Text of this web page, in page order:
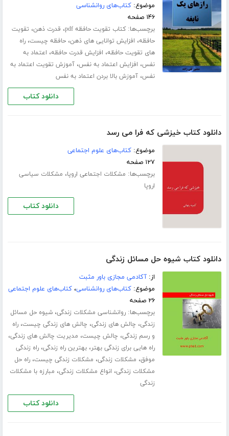
موضوع:کتاب‌های روانشناسی
۱۴۶ صفحه
برچسب‌ها:کتاب تقویت حافظه pdf ، قدرت ذهن، تقویت
حافظه، افزایش توانایی های ذهن،حافظه چیست،راه
های تقویت حافظه، افزایش قدرت حافظه، اعتماد به
نفس، افزایش اعتماد به نفس،آموزش تقویت اعتماد به
نفس،آموزش بالا بردن اعتماد به نفس
دانلود کتاب
دانلود کتاب خیزشی که فرا می رسد
موضوع:کتاب‌های علوم اجتماعی
۱۲۷ صفحه
برچسب‌ها: مشکلات اجتماعی اروپا، مشکلات سیاسی
اروپا
دانلود کتاب
دانلود کتاب شیوه حل مسائل زندگی
از:آکادمی مجازی باور مثبت
موضوع:کتاب‌های روانشناسی،کتاب‌های علوم اجتماعی
۲۶ صفحه
برچسب‌ها:روانشناسی مشکلات زندگی،شیوه حل مسائل
زندگی، چالش های زندگی، چالش های زندگی چیست،راه
و رسم زندگی، چالش چیست، مدیریت چالش های زندگی،
راه هایی برای زندگی بهتر،بهترین راه زندگی،راه زندگی
موفق، مشکلات زندگی، مشکلات زندگی چیست،راه حل
مشکلات زندگی، انواع مشکلات زندگی، مبارزه با مشکلات
زندگی
دانلود کتاب